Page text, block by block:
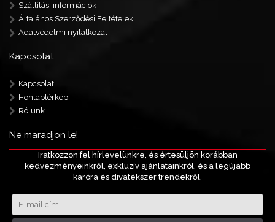
Szállítási információk
Általános Szerződési Feltételek
Adatvédelmi nyilatkozat
Kapcsolat
Kapcsolat
Honlaptérkép
Rólunk
Ne maradjon le!
Iratkozzon fel hírlevelünkre, és értesüljön korábban
kedvezményeinkről, exkluzív ajánlatainkról, és a legújabb
karóra és divatékszer trendekről.